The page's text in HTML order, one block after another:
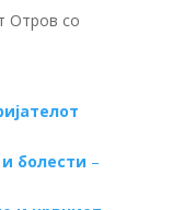
Отров со
болести –